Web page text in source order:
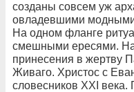
созданы совсем уж
овладевшими модными
На одном фланге
смешными ересями. На
принесения в жертву
Живаго. Христос с
словесников XXI